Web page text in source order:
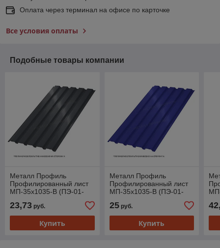
Оплата через терминал на офисе по карточке
Все условия оплаты
Подобные товары компании
Металл Профиль
Профилированный лист
МП-35x1035-B (ПЭ-01-
23,73 руб.
Купить
Металл Профиль
Профилированный лист
МП-35x1035-B (ПЭ-01-
25руб.
Купить